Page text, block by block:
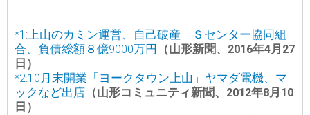
*1 :上山のカミン運営、自己破産 Ｓセンター協同組
合、負債総額８億9000万円
（山形新聞、2016年4月27
日）
*2:10月末開業「ヨークタウン上山」ヤマダ電機、マ
ックなど出店 （山形コミュニティ新聞、2012年8月10
日）